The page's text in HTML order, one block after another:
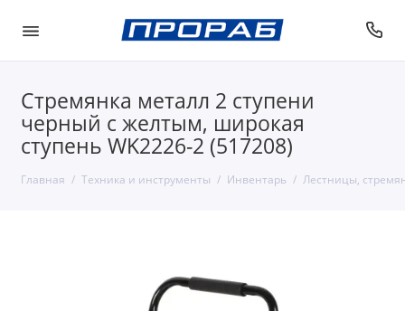
Стремянка металл 2 ступени
черный с желтым, широкая
ступень WK2226-2 (517208)
Главная Техника и инструменты Инвентарь Лестницы,